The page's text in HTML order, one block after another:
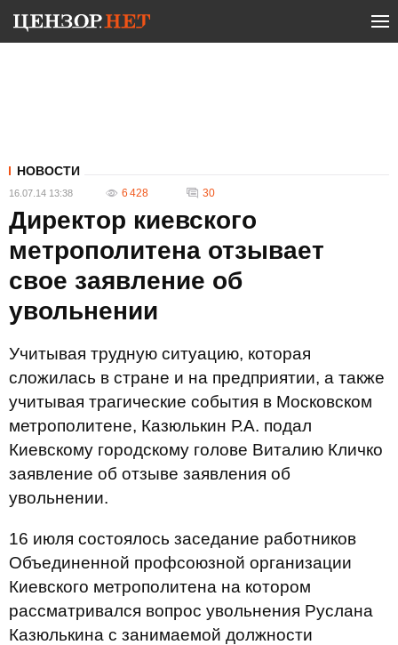
НОВОСТИ
16.07.14 13:38 6 428 30
Директор киевского
метрополитена отзывает
свое заявление об
увольнении
Учитывая трудную ситуацию, которая
сложилась в стране и на предприятии, а также
учитывая трагические события в Московском
метрополитене, Казюлькин Р.А. подал
Киевскому городскому голове Виталию Кличко
заявление об отзыве заявления об
увольнении.
16 июля состоялось заседание работников
Объединенной профсоюзной организации
Киевского метрополитена на котором
рассматривался вопрос увольнения Руслана
Казюлькина с занимаемой должности